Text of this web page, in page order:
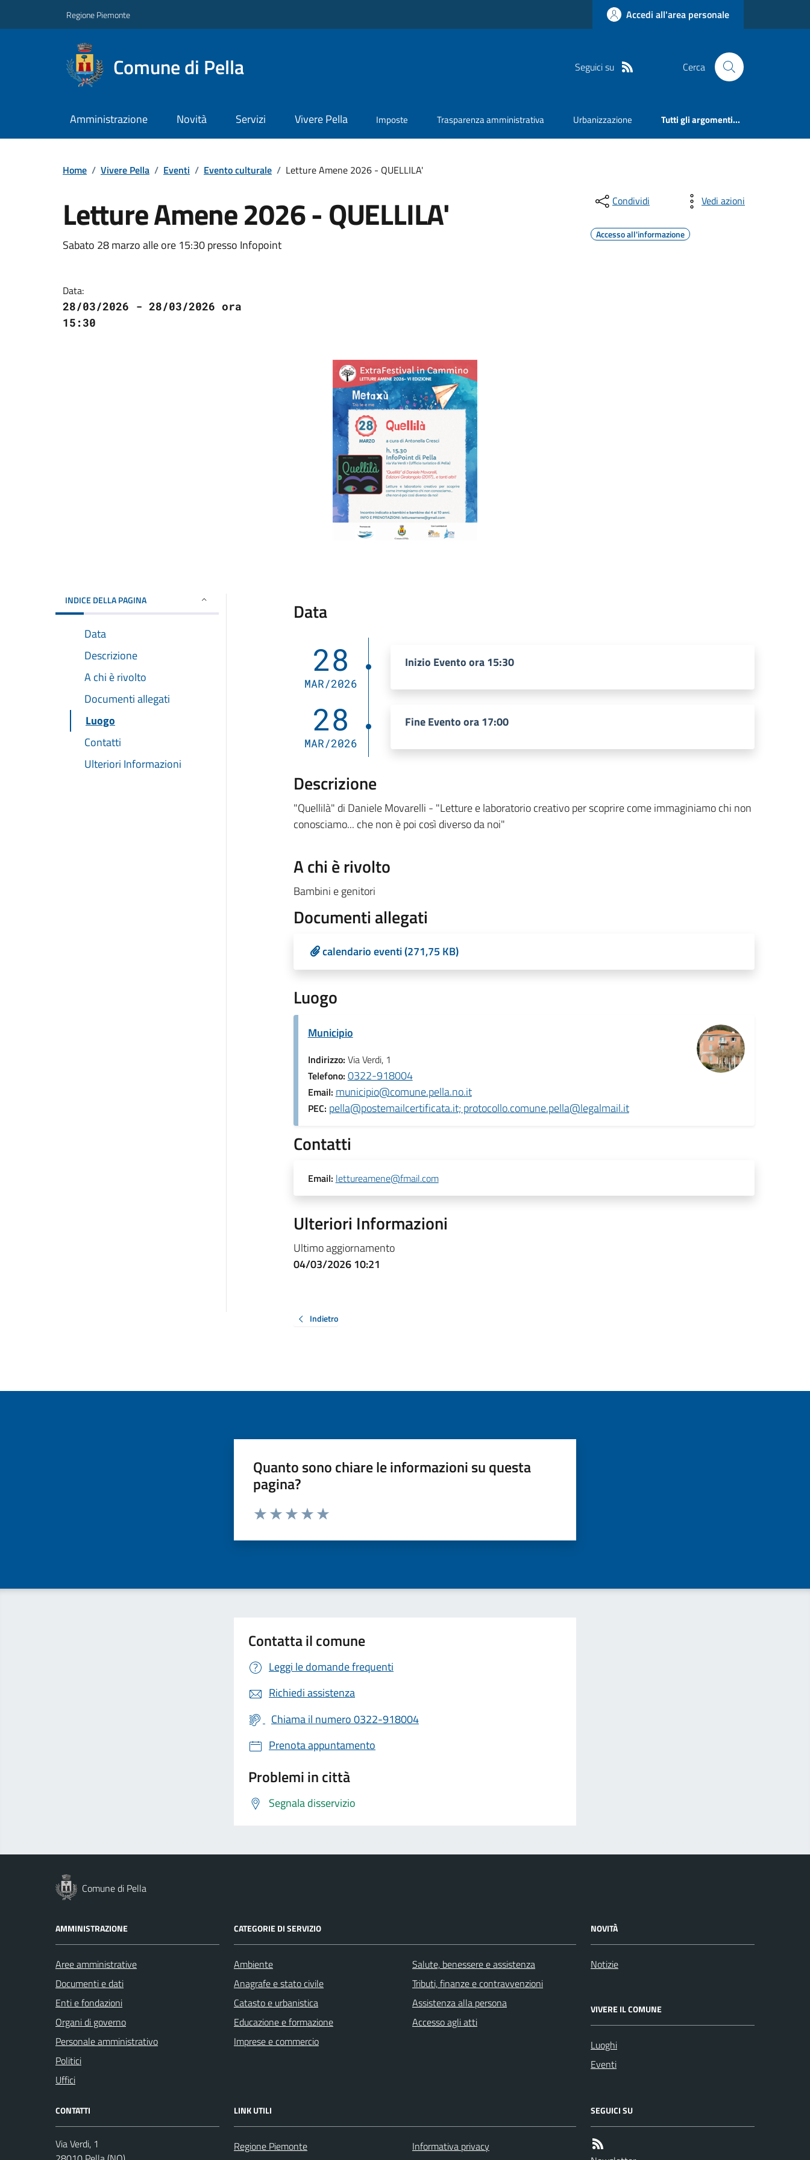
Regione Piemonte Accedi all'area personale
Comune di Pella Seguici su Cerca
Amministrazione Novità Servizi Vivere Pella Imposte Trasparenza amministrativa Urbanizzazione Tutti gli argomenti...
Home / Vivere Pella / Eventi / Evento culturale / Letture Amene 2026 - QUELLILA'
Letture Amene 2026 - QUELLILA'
Sabato 28 marzo alle ore 15:30 presso Infopoint
Data:
28/03/2026 - 28/03/2026 ora
15:30
Condividi Vedi azioni
Accesso all'informazione
INDICE DELLA PAGINA
Data
Descrizione
A chi è rivolto
Documenti allegati
Luogo
Contatti
Ulteriori Informazioni
Data
28
MAR/2026
Inizio Evento ora 15:30
28
MAR/2026
Fine Evento ora 17:00
Descrizione
"Quellilà" di Daniele Movarelli - "Letture e laboratorio creativo per scoprire come immaginiamo chi non
conosciamo... che non è poi così diverso da noi"
A chi è rivolto
Bambini e genitori
Documenti allegati
calendario eventi (271,75 KB)
Luogo
Municipio
Indirizzo: Via Verdi, 1
Telefono: 0322-918004
Email: municipio@comune.pella.no.it
PEC: pella@postemailcertificata.it; protocollo.comune.pella@legalmail.it
Contatti
Email: lettureamene@fmail.com
Ulteriori Informazioni
Ultimo aggiornamento
04/03/2026 10:21
Indietro
Quanto sono chiare le informazioni su questa
pagina?
Valuta da 1 a 5 stelle la pagina
Contatta il comune
Leggi le domande frequenti
Richiedi assistenza
Chiama il numero 0322-918004
Prenota appuntamento
Problemi in città
Segnala disservizio
Comune di Pella
AMMINISTRAZIONE
Aree amministrative
Documenti e dati
Enti e fondazioni
Organi di governo
Personale amministrativo
Politici
Uffici
CATEGORIE DI SERVIZIO
Ambiente
Anagrafe e stato civile
Catasto e urbanistica
Educazione e formazione
Imprese e commercio
Salute, benessere e assistenza
Tributi, finanze e contravvenzioni
Assistenza alla persona
Accesso agli atti
NOVITÀ
Notizie
VIVERE IL COMUNE
Luoghi
Eventi
CONTATTI
Via Verdi, 1
LINK UTILI
Regione Piemonte
Informativa privacy
SEGUICI SU